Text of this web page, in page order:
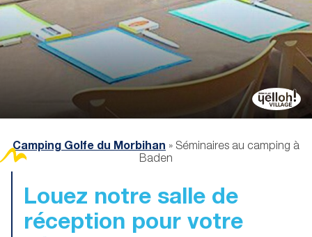
Camping Golfe du Morbihan » Séminaires au camping à
Baden
Louez notre salle de
réception pour votre